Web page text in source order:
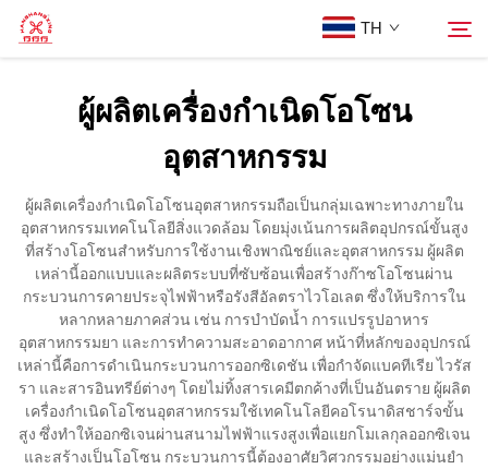
TH
หน้าแรก
สินค้า
เกี่ยวกับเรา
กรณีศึกษา
ติดต่อเรา
ผู้ผลิตเครื่องกำเนิดโอโซน
อุตสาหกรรม
ผู้ผลิตเครื่องกำเนิดโอโซนอุตสาหกรรมถือเป็นกลุ่มเฉพาะทางภายใน
อุตสาหกรรมเทคโนโลยีสิ่งแวดล้อม โดยมุ่งเน้นการผลิตอุปกรณ์ขั้นสูง
ที่สร้างโอโซนสำหรับการใช้งานเชิงพาณิชย์และอุตสาหกรรม ผู้ผลิต
เหล่านี้ออกแบบและผลิตระบบที่ซับซ้อนเพื่อสร้างก๊าซโอโซนผ่าน
กระบวนการคายประจุไฟฟ้าหรือรังสีอัลตราไวโอเลต ซึ่งให้บริการใน
หลากหลายภาคส่วน เช่น การบำบัดน้ำ การแปรรูปอาหาร
อุตสาหกรรมยา และการทำความสะอาดอากาศ หน้าที่หลักของอุปกรณ์
เหล่านี้คือการดำเนินกระบวนการออกซิเดชัน เพื่อกำจัดแบคทีเรีย ไวรัส
รา และสารอินทรีย์ต่างๆ โดยไม่ทิ้งสารเคมีตกค้างที่เป็นอันตราย ผู้ผลิต
เครื่องกำเนิดโอโซนอุตสาหกรรมใช้เทคโนโลยีคอโรนาดิสชาร์จขั้น
สูง ซึ่งทำให้ออกซิเจนผ่านสนามไฟฟ้าแรงสูงเพื่อแยกโมเลกุลออกซิเจน
และสร้างเป็นโอโซน กระบวนการนี้ต้องอาศัยวิศวกรรมอย่างแม่นยำ